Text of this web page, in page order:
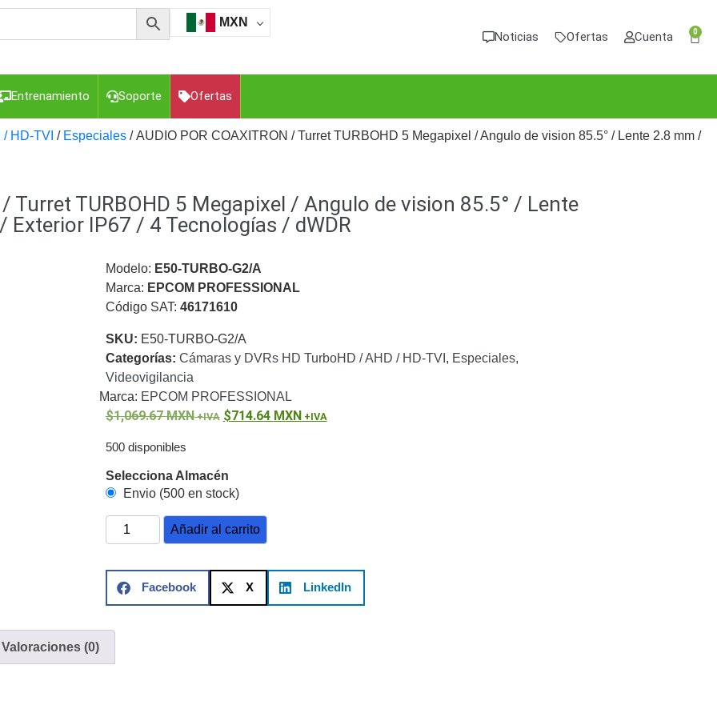
MXN
Noticias Ofertas Cuenta 0
Entrenamiento Soporte Ofertas
Gabinetes de Acero para DVR y NVRGabinetes para
BlancaKits Extensores, Convertidores , Divisores, HDMI,
y Brackets para Cámaras
Cable Coaxial y ConectoresCables Armados -
Para Alimentación y ElectricidadRG59 Tipo
BalaCodificadores y Decodificadores de
Fisheye y HemisféricasLente Motorizado
Profesionales - CajaPTZ TérmicasWiFi / 4G / Inalámbricas
Videograbadoras Analógicas - TurboHD TVI / AHD / CVI
Fuentes de Alimentación
Fuentes de Alimentación con
PoE de Largo AlcanceUPS - No Break
TurboHD de 8 Canales
DirectaRedes
HD-TVI / Especiales / AUDIO POR COAXITRON / Turret TURBOHD 5 Megapixel / Angulo de vision 85.5° / Lente 2.8 mm /
/ Turret TURBOHD 5 Megapixel / Angulo de vision 85.5° / Lente
Exterior IP67 / 4 Tecnologías / dWDR
Modelo: E50-TURBO-G2/A
Marca: EPCOM PROFESSIONAL
Código SAT: 46171610
SKU: E50-TURBO-G2/A
Categorías: Cámaras y DVRs HD TurboHD / AHD / HD-TVI , Especiales,
Videovigilancia
Marca: EPCOM PROFESSIONAL
1,069.67MXN 714.64 MXN
500 disponibles
Selecciona Almacén
Envio (500 en stock)
Añadir al carrito
Facebook X LinkedIn
Valoraciones (0)